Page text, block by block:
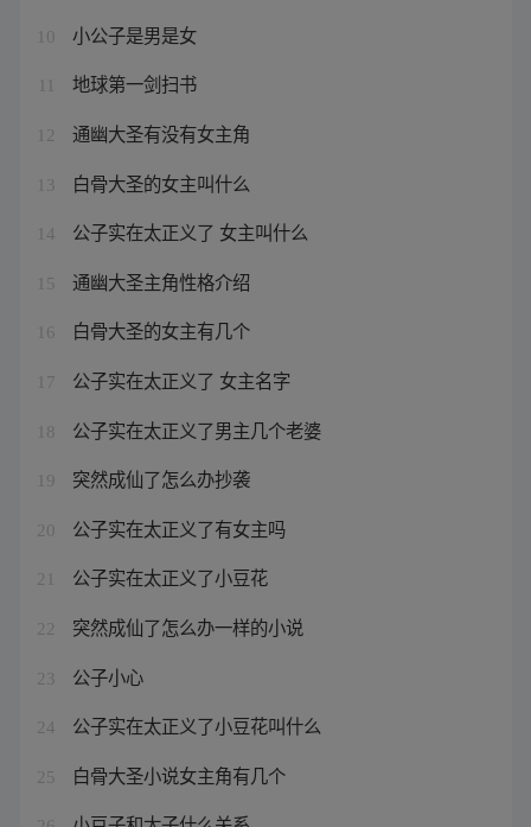
10 小公子是男是女
地球第一剑扫书
12 通幽大圣有没有女主角
13 白骨大圣的女主叫什么
14 公子实在太正义了 女主叫什么
15 通幽大圣主角性格介绍
16 白骨大圣的女主有几个
17 公子实在太正义了 女主名字
18 公子实在太正义了男主几个老婆
19 突然成仙了怎么办抄袭
20 公子实在太正义了有女主吗
21 公子实在太正义了小豆花
22 突然成仙了怎么办一样的小说
23 公子小心
24 公子实在太正义了小豆花叫什么
25 白骨大圣小说女主角有几个